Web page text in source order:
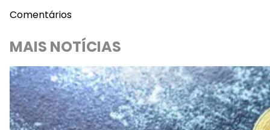
Comentários
MAIS NOTÍCIAS